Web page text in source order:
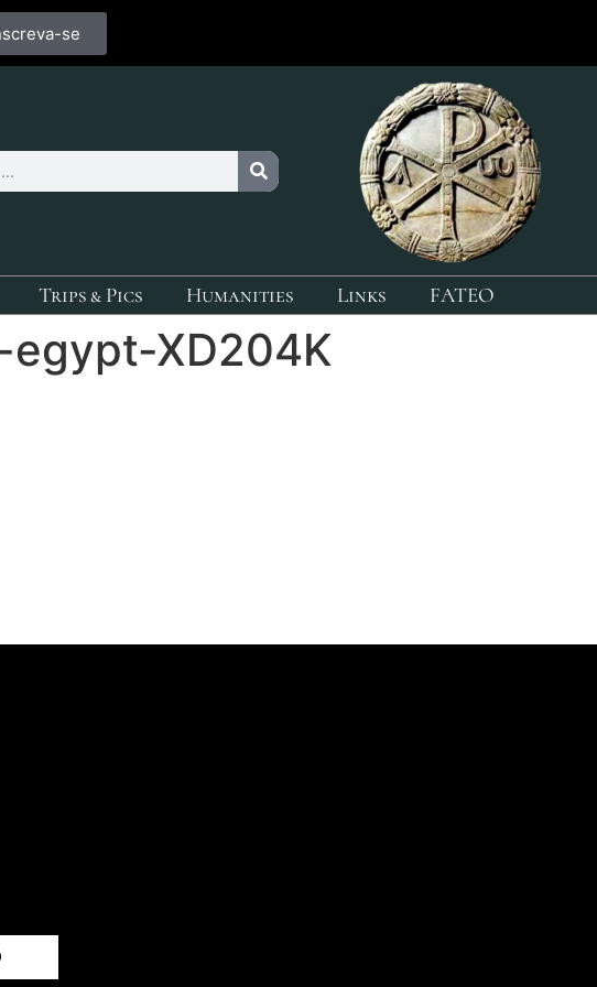
se
Trips & Pics Humanities Links FATEO
XD204K